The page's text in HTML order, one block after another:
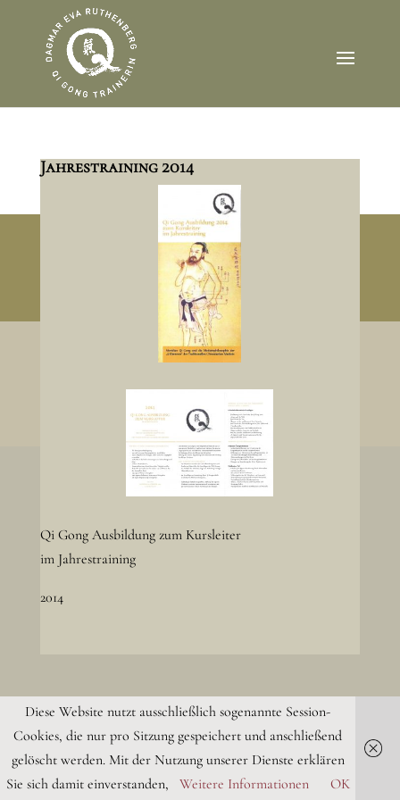
Jahrestraining 2014
Qi Gong Ausbildung zum Kursleiter
im Jahrestraining
2014
Diese Website nutzt ausschließlich sogenannte Session-
Cookies, die nur pro Sitzung gespeichert und anschließend
gelöscht werden. Mit der Nutzung unserer Dienste erklären
Sie sich damit einverstanden,
Weitere Informationen OK